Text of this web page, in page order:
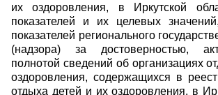
их оздоровления, в Иркутской
показателей и их целевых
показателей регионального
(надзора) за достоверностью,
полнотой сведений об организациях
оздоровления, содержащихся в
отдыха детей и их оздоровления, в